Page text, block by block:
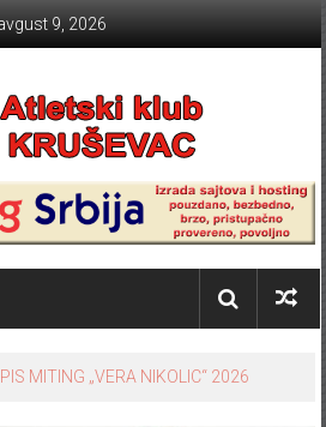
9, 2026
MITING „VERA NIKOLIC“ 2026